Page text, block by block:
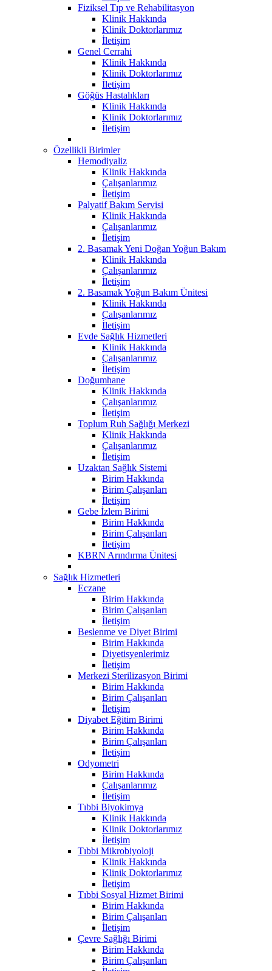
Fiziksel Tıp ve Rehabilitasyon
Klinik Hakkında
Klinik Doktorlarımız
İletişim
Genel Cerrahi
Klinik Hakkında
Klinik Doktorlarımız
İletişim
Göğüs Hastalıkları
Klinik Hakkında
Klinik Doktorlarımız
İletişim
Özellikli Birimler
Hemodiyaliz
Klinik Hakkında
Çalışanlarımız
İletişim
Palyatif Bakım Servisi
Klinik Hakkında
Çalışanlarımız
İletişim
2. Basamak Yeni Doğan Yoğun Bakım
Klinik Hakkında
Çalışanlarımız
İletişim
2. Basamak Yoğun Bakım Ünitesi
Klinik Hakkında
Çalışanlarımız
İletişim
Evde Sağlık Hizmetleri
Klinik Hakkında
Çalışanlarımız
İletişim
Doğumhane
Klinik Hakkında
Çalışanlarımız
İletişim
Toplum Ruh Sağlığı Merkezi
Klinik Hakkında
Çalışanlarımız
İletişim
Uzaktan Sağlık Sistemi
Birim Hakkında
Birim Çalışanları
İletişim
Gebe İzlem Birimi
Birim Hakkında
Birim Çalışanları
İletişim
KBRN Arındırma Ünitesi
Sağlık Hizmetleri
Eczane
Birim Hakkında
Birim Çalışanları
İletişim
Beslenme ve Diyet Birimi
Birim Hakkında
Diyetisyenlerimiz
İletişim
Merkezi Sterilizasyon Birimi
Birim Hakkında
Birim Çalışanları
İletişim
Diyabet Eğitim Birimi
Birim Hakkında
Birim Çalışanları
İletişim
Odyometri
Birim Hakkında
Çalışanlarımız
İletişim
Tıbbi Biyokimya
Klinik Hakkında
Klinik Doktorlarımız
İletişim
Tıbbi Mikrobiyoloji
Klinik Hakkında
Klinik Doktorlarımız
İletişim
Tıbbi Sosyal Hizmet Birimi
Birim Hakkında
Birim Çalışanları
İletişim
Çevre Sağlığı Birimi
Birim Hakkında
Birim Çalışanları